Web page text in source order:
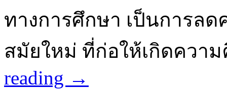
ทางการศึกษา เป็นการล
สมัยใหม่ ที่ก่อให้เกิดควา
reading →